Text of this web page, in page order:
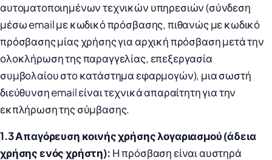
αυτοματοποιημένων τεχνικών υπηρεσιών (σύνδεση
μέσω email με κωδικό πρόσβασης, πιθανώς με κωδικό
πρόσβασης μίας χρήσης για αρχική πρόσβαση μετά την
ολοκλήρωση της παραγγελίας, επεξεργασία
συμβολαίου στο κατάστημα εφαρμογών), μια σωστή
διεύθυνση email είναι τεχνικά απαραίτητη για την
εκπλήρωση της σύμβασης.
1.3 Απαγόρευση κοινής χρήσης λογαριασμού (άδεια
χρήσης ενός χρήστη): Η πρόσβαση είναι αυστηρά